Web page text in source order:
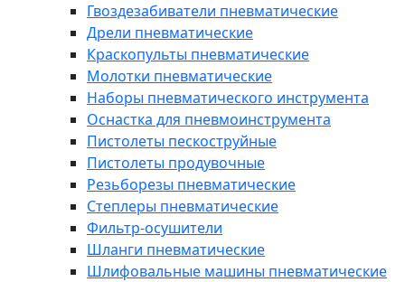
Гвоздезабиватели пневматические
Дрели пневматические
Краскопульты пневматические
Молотки пневматические
Наборы пневматического инструмента
Оснастка для пневмоинструмента
Пистолеты пескоструйные
Пистолеты продувочные
Резьборезы пневматические
Степлеры пневматические
Фильтр-осушители
Шланги пневматические
Шлифовальные машины пневматические